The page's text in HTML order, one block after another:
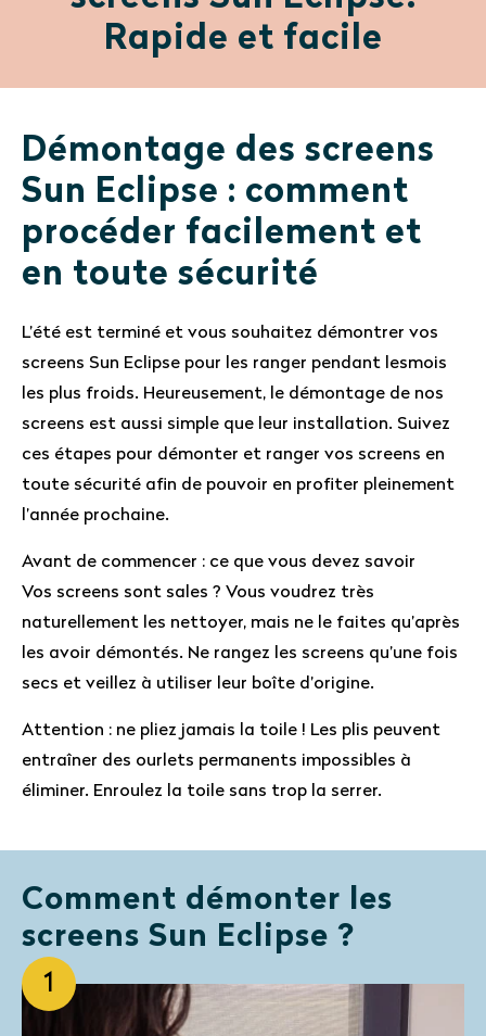
Rapide et facile
Démontage des screens
Sun Eclipse : comment
procéder facilement et
en toute sécurité
L’été est terminé et vous souhaitez démontrer vos
screens Sun Eclipse pour les ranger pendant lesmois
les plus froids. Heureusement, le démontage de nos
screens est aussi simple que leur installation. Suivez
ces étapes pour démonter et ranger vos screens en
toute sécurité afin de pouvoir en profiter pleinement
l’année prochaine.
Avant de commencer : ce que vous devez savoir
Vos screens sont sales ? Vous voudrez très
naturellement les nettoyer, mais ne le faites qu’après
les avoir démontés. Ne rangez les screens qu’une fois
secs et veillez à utiliser leur boîte d’origine.
Attention : ne pliez jamais la toile ! Les plis peuvent
entraîner des ourlets permanents impossibles à
éliminer. Enroulez la toile sans trop la serrer.
Comment démonter les
screens Sun Eclipse ?
1